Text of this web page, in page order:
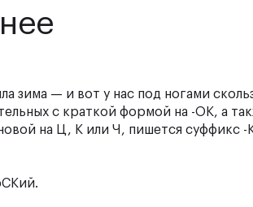
зима — и вот у нас под ногами
с краткой формой на -ОК, а
на Ц, К или Ч, пишется суффикс